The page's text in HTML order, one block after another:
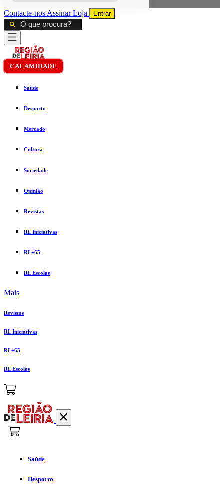
Contacte-nos AssinarLoja Entrar
CALAMIDADE
Saúde
Desporto
Mercado
Cultura
Sociedade
Opinião
Revistas
RL Iniciativas
RL+65
RL Escolas
Mais
Revistas
RL Iniciativas
RL+65
RL Escolas
Saúde
Desporto